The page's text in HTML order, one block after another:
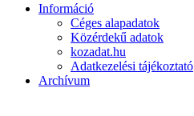
Információ
Céges alapadatok
Közérdekű adatok
kozadat.hu
Adatkezelési tájékoztató
Archívum